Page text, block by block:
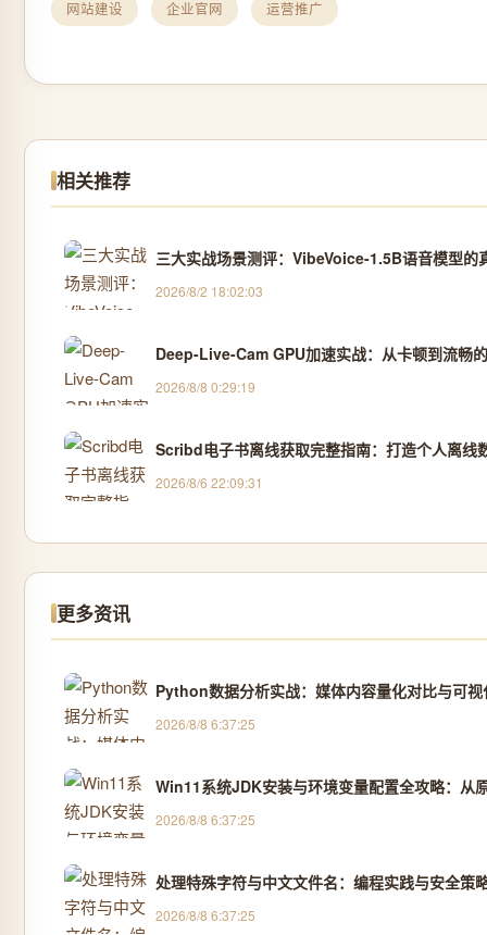
网站建设 企业官网 运营推广
相关推荐
三大实战场景测评：VibeVoice-1.5B语音模型的
2026/8/2 18:02:03
Deep-Live-Cam GPU加速实战：从卡顿到流畅
2026/8/8 0:29:19
Scribd电子书离线获取完整指南：打造个人离线
2026/8/6 22:09:31
更多资讯
Python数据分析实战：媒体内容量化对比与可视
2026/8/8 6:37:25
Win11系统JDK安装与环境变量配置全攻略：从
2026/8/8 6:37:25
处理特殊字符与中文文件名：编程实践与安全策
2026/8/8 6:37:25